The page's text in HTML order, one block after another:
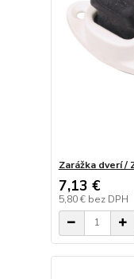
Zarážka dverí /
7,13 €
5,80 € bez DPH